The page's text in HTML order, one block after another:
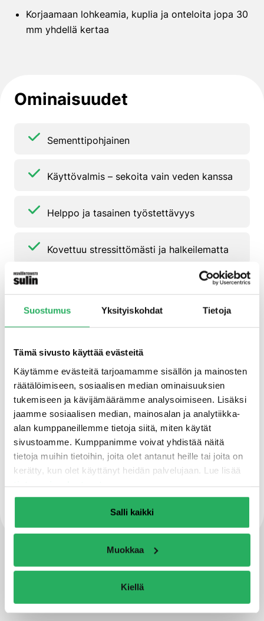
Suostumus Yksityiskohdat Tietoja
Tämä sivusto käyttää evästeitä
Käytämme evästeitä tarjoamamme sisällön ja mainosten
räätälöimiseen, sosiaalisen median ominaisuuksien
tukemiseen ja kävijämäärämme analysoimiseen. Lisäksi
jaamme sosiaalisen median, mainosalan ja analytiikka-
alan kumppaneillemme tietoja siitä, miten käytät
sivustoamme. Kumppanimme voivat yhdistää näitä
tietoja muihin tietoihin, joita olet antanut heille tai joita on
kerätty, kun olet käyttänyt heidän palvelujaan. Lue lisää
Salli kaikki
Muokkaa
Kiellä
Korjaamaan lohkeamia, kuplia ja onteloita jopa 30
mm yhdellä kertaa
Ominaisuudet
Sementtipohjainen
Käyttövalmis – sekoita vain veden kanssa
Helppo ja tasainen työstettävyys
Kovettuu stressittömästi ja halkeilematta
Liikennöitävissä pino- ja trukkikäytöllä
Pakkasen- ja sulatussuolankestävyys
standardin DIN EN 12390-9 mukaisesti
Rekisteröity DGNB:ssä (Koodi: 4K5KTP)
Tekniset tiedot ja kuvat
Ominaisuudet